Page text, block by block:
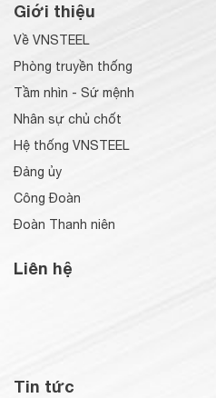
Giới thiệu
Về VNSTEEL
Phòng truyền thống
Tầm nhìn - Sứ mệnh
Nhân sự chủ chốt
Hệ thống VNSTEEL
Đảng ủy
Công Đoàn
Đoàn Thanh niên
Liên hệ
Tin tức